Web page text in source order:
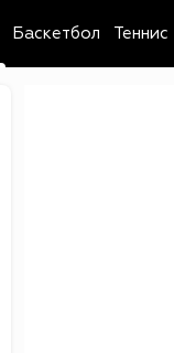
Баскетбол Теннис